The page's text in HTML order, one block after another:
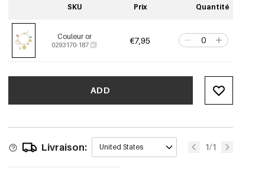
SKU Prix Quantité
Couleur or
0293170-187 €7,95
ADD
Livraison: United States 1/1